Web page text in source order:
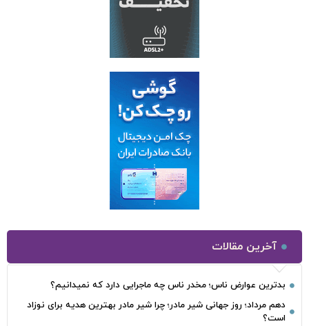
آخرین مقالات
بدترین عوارض ناس؛ مخدر ناس چه ماجرایی دارد که نمیدانیم؟
دهم مرداد؛ روز جهانی شیر مادر؛ چرا شیر مادر بهترین هدیه برای نوزاد
است؟